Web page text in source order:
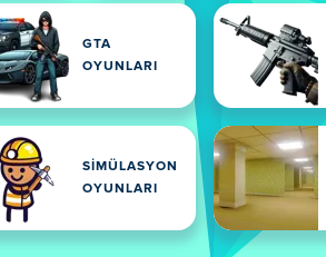
GTA
OYUNLARI
SIMÜLASYON
OYUNLARI